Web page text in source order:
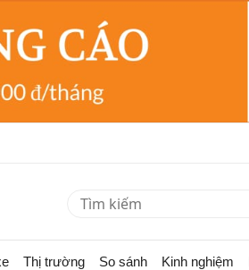
Thị trường So sánh Kinh nghiệm